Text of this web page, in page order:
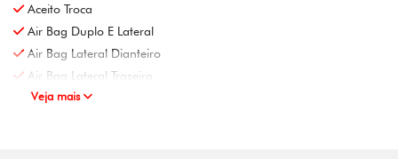
Aceito Troca
Air Bag Duplo E Lateral
Air Bag Lateral Dianteiro
Air Bag Lateral Traseiro
Veja mais